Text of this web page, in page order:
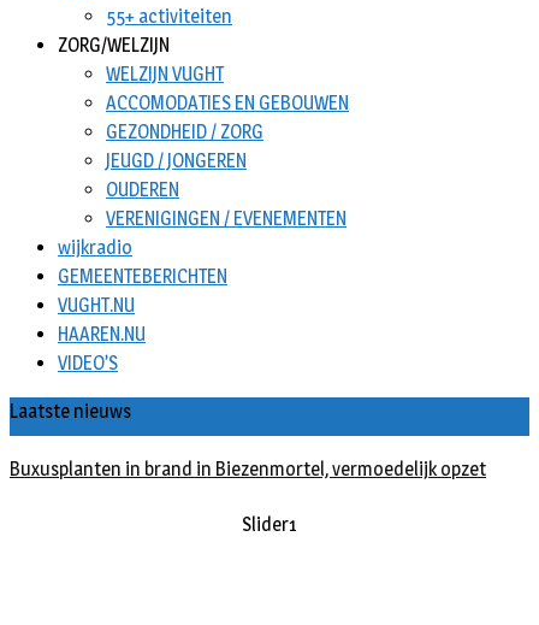
55+ activiteiten
ZORG/WELZIJN
WELZIJN VUGHT
ACCOMODATIES EN GEBOUWEN
GEZONDHEID / ZORG
JEUGD / JONGEREN
OUDEREN
VERENIGINGEN / EVENEMENTEN
wijkradio
GEMEENTEBERICHTEN
VUGHT.NU
HAAREN.NU
VIDEO’S
Laatste nieuws
Buxusplanten in brand in Biezenmortel, vermoedelijk opzet
Slider1